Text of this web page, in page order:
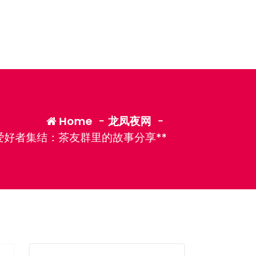
Home - 龙凤夜网 -
者集结：茶友群里的故事分享**